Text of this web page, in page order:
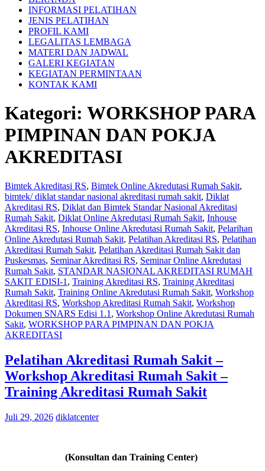
INFORMASI PELATIHAN
JENIS PELATIHAN
PROFIL KAMI
LEGALITAS LEMBAGA
MATERI DAN JADWAL
GALERI KEGIATAN
KEGIATAN PERMINTAAN
KONTAK KAMI
Kategori: WORKSHOP PARA
PIMPINAN DAN POKJA
AKREDITASI
Bimtek Akreditasi RS, Bimtek Online Akredutasi Rumah Sakit,
bimtek/ diklat standar nasional akreditasi rumah sakit, Diklat
Akreditasi RS, Diklat dan Bimtek Standar Nasional Akreditasi
Rumah Sakit, Diklat Online Akredutasi Rumah Sakit, Inhouse
Akreditasi RS, Inhouse Online Akredutasi Rumah Sakit, Pelarihan
Online Akredutasi Rumah Sakit, Pelatihan Akreditasi RS, Pelatihan
Akreditasi Rumah Sakit, Pelatihan Akreditasi Rumah Sakit dan
Puskesmas, Seminar Akreditasi RS, Seminar Online Akredutasi
Rumah Sakit, STANDAR NASIONAL AKREDITASI RUMAH
SAKIT EDISI-1 , Training Akreditasi RS, Training Akreditasi
Rumah Sakit, Training Online Akredutasi Rumah Sakit, Workshop
Akreditasi RS, Workshop Akreditasi Rumah Sakit, Workshop
Dokumen SNARS Edisi 1.1 , Workshop Online Akredutasi Rumah
Sakit, WORKSHOP PARA PIMPINAN DAN POKJA
AKREDITASI
Pelatihan Akreditasi Rumah Sakit –
Workshop Akreditasi Rumah Sakit –
Training Akreditasi Rumah Sakit
Juli 29, 2026 diklatcenter
(Konsultan dan Training Center)